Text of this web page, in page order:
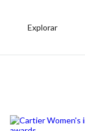
Explorar